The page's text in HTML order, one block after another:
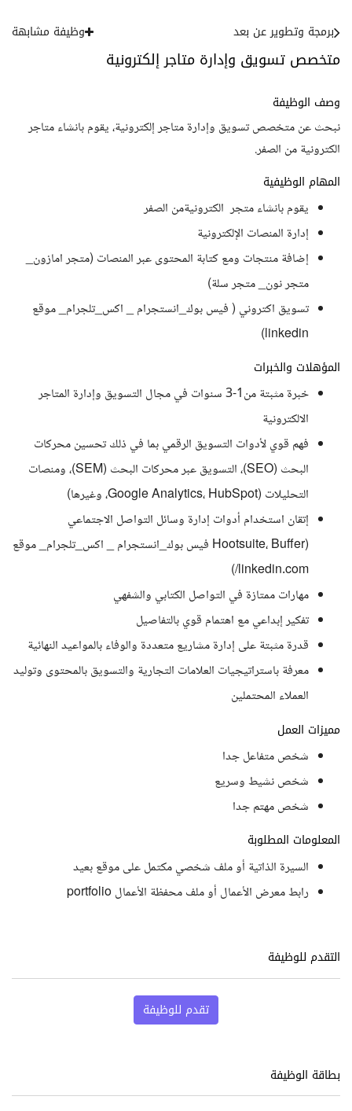
متخصص تسويق وإدارة متاجر إلكترونية
برمجة وتطوير عن بعد وظيفة مشابهة
وصف الوظيفة
نبحث عن متخصص تسويق وإدارة متاجر إلكترونية، يقوم بانشاء متاجر
الكترونية من الصفر.
المهام الوظيفية
يقوم بانشاء متجر الكترونيةمن الصفر
إدارة المنصات الإلكترونية
إضافة منتجات ومع كتابة المحتوى عبر المنصات (متجر امازون_
متجر نون_ متجر سلة)
تسويق اكتروني ( فيس بوك_انستجرام _ اكس_تلجرام_ موقع
linkedin)
المؤهلات والخبرات
خبرة مثبتة من1-3 سنوات في مجال التسويق وإدارة المتاجر
الالكترونية
فهم قوي لأدوات التسويق الرقمي بما في ذلك تحسين محركات
البحث (SEO)، التسويق عبر محركات البحث (SEM)، ومنصات
التحليلات (Google Analytics، HubSpot، وغيرها)
إتقان استخدام أدوات إدارة وسائل التواصل الاجتماعي
(Hootsuite، Buffer فيس بوك_انستجرام _ اكس_تلجرام_ موقع
linkedin.com/)
مهارات ممتازة في التواصل الكتابي والشفهي
تفكير إبداعي مع اهتمام قوي بالتفاصيل
قدرة مثبتة على إدارة مشاريع متعددة والوفاء بالمواعيد النهائية
معرفة باستراتيجيات العلامات التجارية والتسويق بالمحتوى وتوليد
العملاء المحتملين
مميزات العمل
شخص متفاعل جدا
شخص نشيط وسريع
شخص مهتم جدا
المعلومات المطلوبة
السيرة الذاتية أو ملف شخصي مكتمل على موقع بعيد
رابط معرض الأعمال أو ملف محفظة الأعمال portfolio
التقدم للوظيفة
تقدم للوظيفة
بطاقة الوظيفة